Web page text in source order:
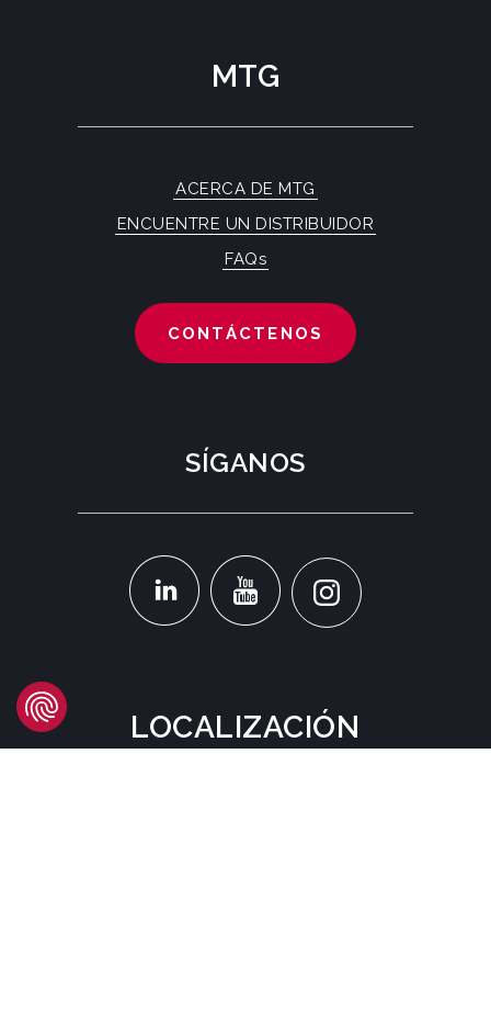
LOCALIZACIÓN
MTG
ACERCA DE MTG
ENCUENTRE UN DISTRIBUIDOR
FAQs
CONTÁCTENOS
SÍGANOS